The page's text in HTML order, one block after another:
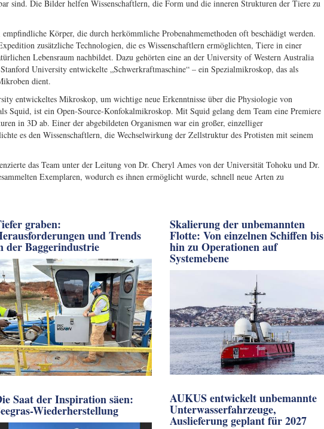
sind. Die Bilder helfen Wissenschaftlern, die Form und die inneren Strukturen der Tiere zu
Körper, die durch herkömmliche Probenahmemethoden oft beschädigt werden.
zusätzliche Technologien, die es Wissenschaftlern ermöglichten, Tiere in einer
Lebensraum nachbildet. Dazu gehörten eine an der University of Western Australia
University entwickelte „Schwerkraftmaschine“ – ein Spezialmikroskop, das als
dient.
entwickeltes Mikroskop, um wichtige neue Erkenntnisse über die Physiologie von
Squid, ist ein Open-Source-Konfokalmikroskop. Mit Squid gelang dem Team eine Premiere
in 3D ab. Einer der abgebildeten Organismen war ein großer, einzelliger
es den Wissenschaftlern, die Wechselwirkung der Zellstruktur des Protisten mit seinem
das Team unter der Leitung von Dr. Cheryl Ames von der Universität Tohoku und Dr.
Exemplaren, wodurch es ihnen ermöglicht wurde, schnell neue Arten zu
graben:
und Trends
der Baggerindustrie
Saat der Inspiration säen:
Wiederherstellung
Skalierung der unbemannten
Flotte: Von einzelnen Schiffen bis
hin zu Operationen auf
Systemebene
AUKUS entwickelt unbemannte
Unterwasserfahrzeuge,
Auslieferung geplant für 2027